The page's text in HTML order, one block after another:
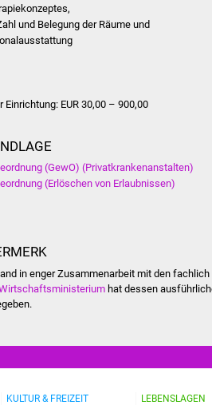
und Belegung der Räume und
Einrichtung: EUR 30,00 – 900,00
(GewO) (Privatkrankenanstalten)
(Erlöschen von Erlaubnissen)
in enger Zusammenarbeit mit den
hat dessen
KULTUR & FREIZEIT LEBENSLAGEN